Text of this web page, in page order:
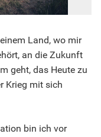
Land, wo mir
an die Zukunft
geht, das Heute zu
Krieg mit sich
bin ich vor